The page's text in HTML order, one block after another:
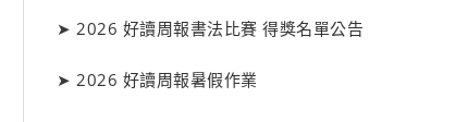
➤ 2026 好讀周報書法比賽 得獎名單公告
➤ 2026 好讀周報暑假作業